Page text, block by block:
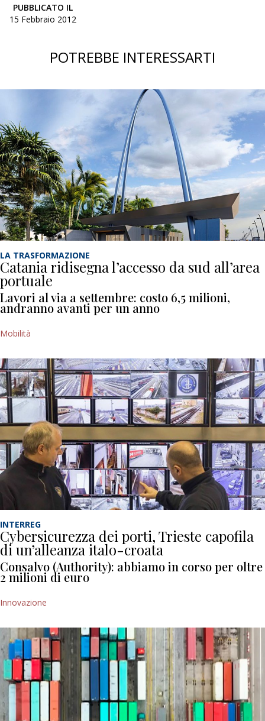
PUBBLICATO IL
15 Febbraio 2012
POTREBBE INTERESSARTI
LA TRASFORMAZIONE
Catania ridisegna l’accesso da sud all’area
portuale
Lavori al via a settembre: costo 6,5 milioni,
andranno avanti per un anno
Mobilità
INTERREG
Cybersicurezza dei porti, Trieste capofila
di un’alleanza italo-croata
Consalvo (Authority): abbiamo in corso per oltre
2 milioni di euro
Innovazione